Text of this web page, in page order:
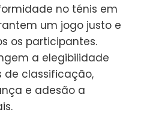
no ténis em
um jogo justo e
os participantes.
a elegibilidade
de classificação,
e adesão a